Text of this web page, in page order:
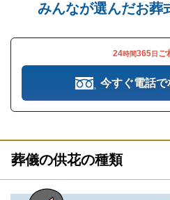
みんなが選んだお葬
24時間365日 ご
今すぐ電話で
葬儀の供花の種類